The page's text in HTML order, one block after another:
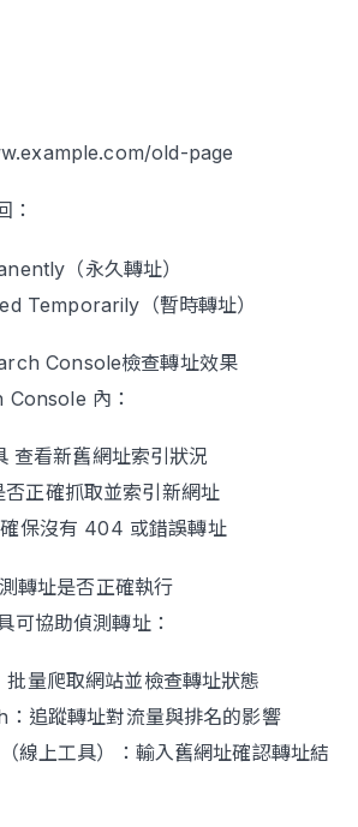
old-page
：
（永久轉址）
Temporarily（暫時轉址）
Console檢查轉址效果
內：
查看新舊網址索引狀況
正確抓取並索引新網址
保沒有 404 或錯誤轉址
轉址是否正確執行
可協助偵測轉址：
量爬取網站並檢查轉址狀態
追蹤轉址對流量與排名的影響
線上工具）：輸入舊網址確認轉址結